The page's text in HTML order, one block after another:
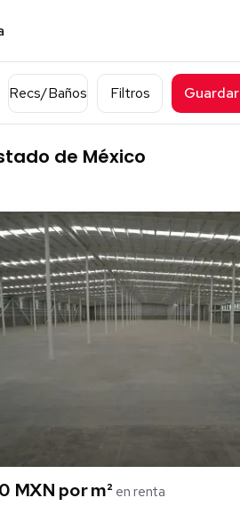
Recs/Baños Filtros Guardar
de México
MXN por m² en renta